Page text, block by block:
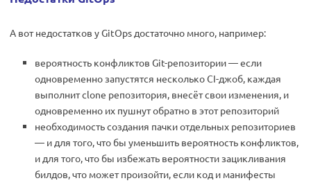
А вот недостатков у GitOps достаточно много, например:
вероятность конфликтов Git-репозитории — если
одновременно запустятся несколько CI-джоб, каждая
выполнит clone репозитория, внесёт свои изменения, и
одновременно их пушнут обратно в этот репозиторий
необходимость создания пачки отдельных репозиториев
— и для того, что бы уменьшить вероятность конфликтов,
и для того, что бы избежать вероятности зацикливания
билдов, что может произойти, если код и манифесты